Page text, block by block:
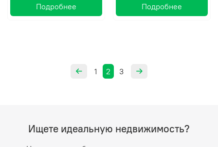
Подробнее Подробнее
1 2 3
Ищете идеальную недвижимость?